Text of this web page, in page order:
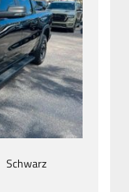
Schwarz